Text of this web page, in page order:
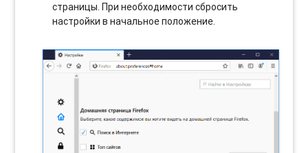
страницы. При необходимости сбросить
настройки в начальное положение.